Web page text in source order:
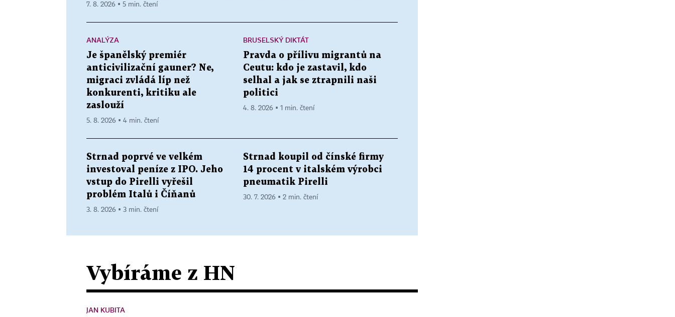
7. 8. 2026 ▪ 5 min. čtení
ANALÝZA
Je španělský premiér
anticivilizační gauner? Ne,
migraci zvládá líp než
konkurenti, kritiku ale
zaslouží
5. 8. 2026 ▪ 4 min. čtení
BRUSELSKÝ DIKTÁT
Pravda o přílivu migrantů na
Ceutu: kdo je zastavil, kdo
selhal a jak se ztrapnili naši
politici
4. 8. 2026 ▪ 1 min. čtení
Strnad poprvé ve velkém
investoval peníze z IPO. Jeho
vstup do Pirelli vyřešil
problém Italů i Číňanů
3. 8. 2026 ▪ 3 min. čtení
Strnad koupil od čínské firmy
14 procent v italském výrobci
pneumatik Pirelli
30. 7. 2026 ▪ 2 min. čtení
Vybíráme z HN
JAN KUBITA